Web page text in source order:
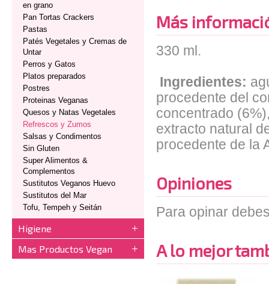
en grano
Pan Tortas Crackers
Pastas
Patés Vegetales y Cremas de
Untar
Perros y Gatos
Platos preparados
Postres
Proteinas Veganas
Quesos y Natas Vegetales
Refrescos y Zumos
Salsas y Condimentos
Sin Gluten
Super Alimentos &
Complementos
Sustitutos Veganos Huevo
Sustitutos del Mar
Tofu, Tempeh y Seitán
Higiene
Mas Productos Vegan
Más
330 ml.
Ingredientes:
procedente del
concentrado
extracto natural
procedente de la
Opiniones
Para opinar
A lo mejor